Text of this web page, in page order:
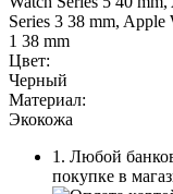
Series 3 38 mm, Apple
1 38 mm
Цвет:
Черный
Материал:
Экокожа
1. Любой
покупке в